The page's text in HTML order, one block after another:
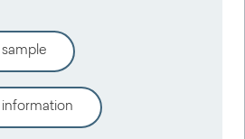
sample
information